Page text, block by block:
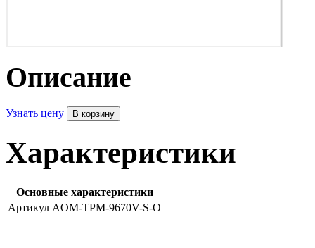
Описание
Узнать цену
Характеристики
Основные характеристики
Артикул AOM-TPM-9670V-S-O